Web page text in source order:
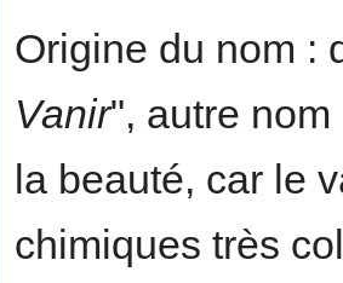
Origine du nom :
Vanir", autre
la beauté, car le
chimiques très